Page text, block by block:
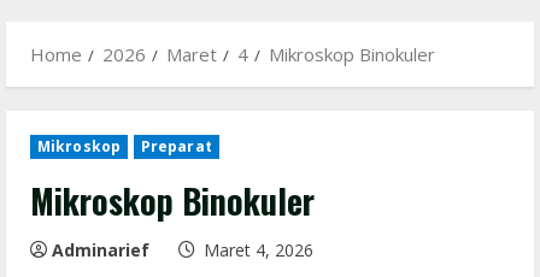
Home 2026 Maret 4 Mikroskop Binokuler
Mikroskop Preparat
Mikroskop Binokuler
Adminarief Maret 4, 2026